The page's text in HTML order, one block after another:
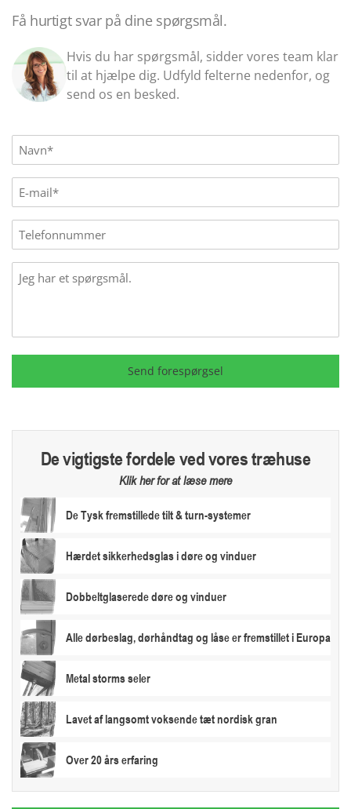
Få hurtigt svar på dine spørgsmål.
Hvis du har spørgsmål, sidder vores team klar
til at hjælpe dig. Udfyld felterne nedenfor, og
send os en besked.
Name(Påkrævet)
E-
mail(Påkrævet)
Phone
Message
Send forespørgsel
De vigtigste fordele ved vores træhuse
Klik her for at læse mere
De Tysk fremstillede tilt & turn-systemer
Hærdet sikkerhedsglas i døre og vinduer
Dobbeltglaserede døre og vinduer
Alle dørbeslag, dørhåndtag og låse er fremstillet i Europa
Metal storms seler
Lavet af langsomt voksende tæt nordisk gran
Over 20 års erfaring